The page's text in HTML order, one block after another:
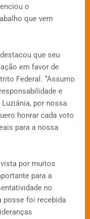
o
que vem
que seu
em favor de
Federal. “Assumo
e
por nossa
honrar cada voto
para a nossa
por muitos
para a
no
posse foi recebida